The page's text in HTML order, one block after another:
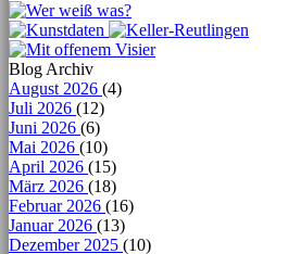
Blog Archiv
August 2026 (4)
Juli 2026 (12)
Juni 2026 (6)
Mai 2026 (10)
April 2026 (15)
März 2026 (18)
Februar 2026 (16)
Januar 2026 (13)
Dezember 2025 (10)